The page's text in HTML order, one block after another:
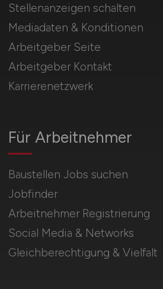
Für Arbeitnehmer
Baustellen Jobs suchen
Jobfinder
Arbeitnehmer Registrierung
Social Media & Networks
Gleichberechtigung & Vielfalt
Stellenanzeigen schalten
Mediadaten & Konditionen
Arbeitgeber Seite
Arbeitgeber Kontakt
Karrierenetzwerk